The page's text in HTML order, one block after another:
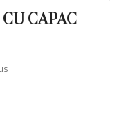
CAPAC